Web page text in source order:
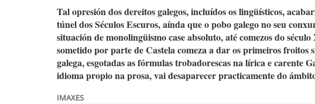
Tal opresión dos dereitos galegos, incluídos os lingüísticos,
túnel dos Séculos Escuros, aínda que o pobo galego no seu
situación de monolingüismo case absoluto, até comezos do
sometido por parte de Castela comeza a dar os primeiros
galega, esgotadas as fórmulas trobadorescas na lírica e
idioma propio na prosa, vai desaparecer practicamente do
IMAXES